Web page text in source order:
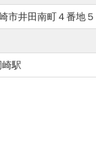
市井田南町４番地５
駅